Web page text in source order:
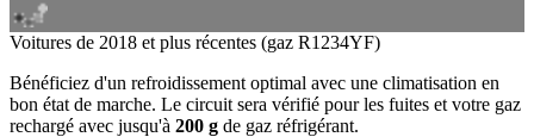
Voitures de 2018 et plus récentes (gaz R1234YF)
Bénéficiez d'un refroidissement optimal avec une climatisation en
bon état de marche. Le circuit sera vérifié pour les fuites et votre gaz
rechargé avec jusqu'à 200 g de gaz réfrigérant.